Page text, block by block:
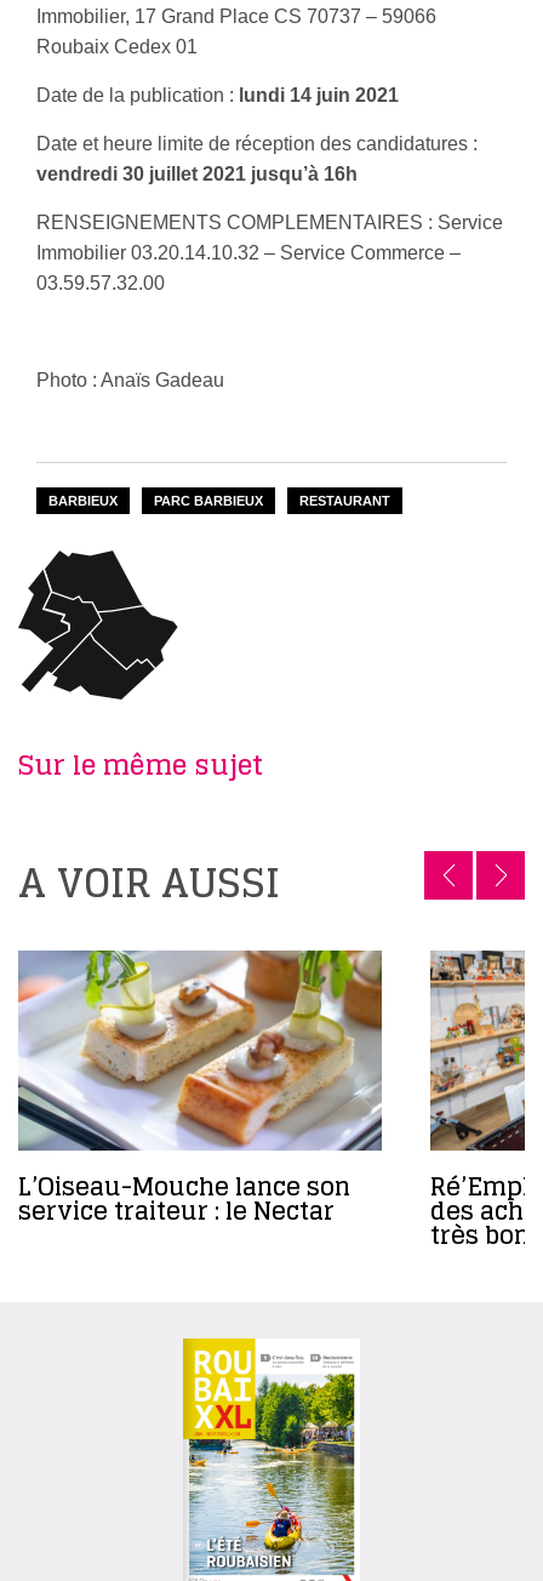
Immobilier, 17 Grand Place CS 70737 – 59066
Roubaix Cedex 01
Date de la publication : lundi 14 juin 2021
Date et heure limite de réception des candidatures :
vendredi 30 juillet 2021 jusqu’à 16h
RENSEIGNEMENTS COMPLEMENTAIRES : Service
Immobilier 03.20.14.10.32 – Service Commerce –
03.59.57.32.00
Photo : Anaïs Gadeau
BARBIEUX PARC BARBIEUX RESTAURANT
Sur le même sujet
A VOIR AUSSI
L’Oiseau-Mouche lance son
service traiteur : le Nectar des
très